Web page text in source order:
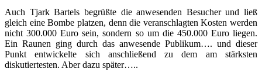
Auch Tjark Bartels begrüßte die anwesenden Besucher und ließ
gleich eine Bombe platzen, denn die veranschlagten Kosten werden
nicht 300.000 Euro sein, sondern so um die 450.000 Euro liegen.
Ein Raunen ging durch das anwesende Publikum…. und dieser
Punkt entwickelte sich anschließend zu dem am stärksten
diskutiertesten. Aber dazu später…..